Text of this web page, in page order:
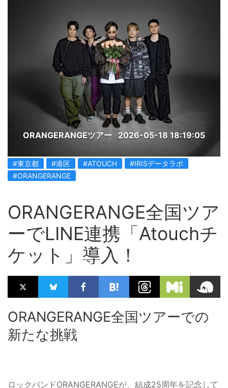
ORANGERANGEツアー 2026-05-18 18:19:05
#東京都 #港区 #ATOUCH
#IRISデータラボ
#ORANGERANGE
ORANGERANGE全国ツア
ーでLINE連携「Atouchチ
ケット」導入！
ORANGERANGE全国ツアーでの
新たな挑戦
ロックバンドORANGERANGEが、結成25周年を記念して